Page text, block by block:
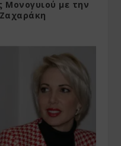
Μονογυιού με την